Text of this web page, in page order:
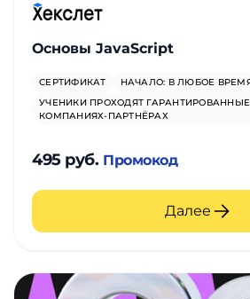
Основы JavaScript
СЕРТИФИКАТ
НАЧАЛО: В ЛЮБОЕ
УЧЕНИКИ ПРОХОДЯТ
КОМПАНИЯХ-ПАРТНЁРАХ
495 руб. Промокод
Далее